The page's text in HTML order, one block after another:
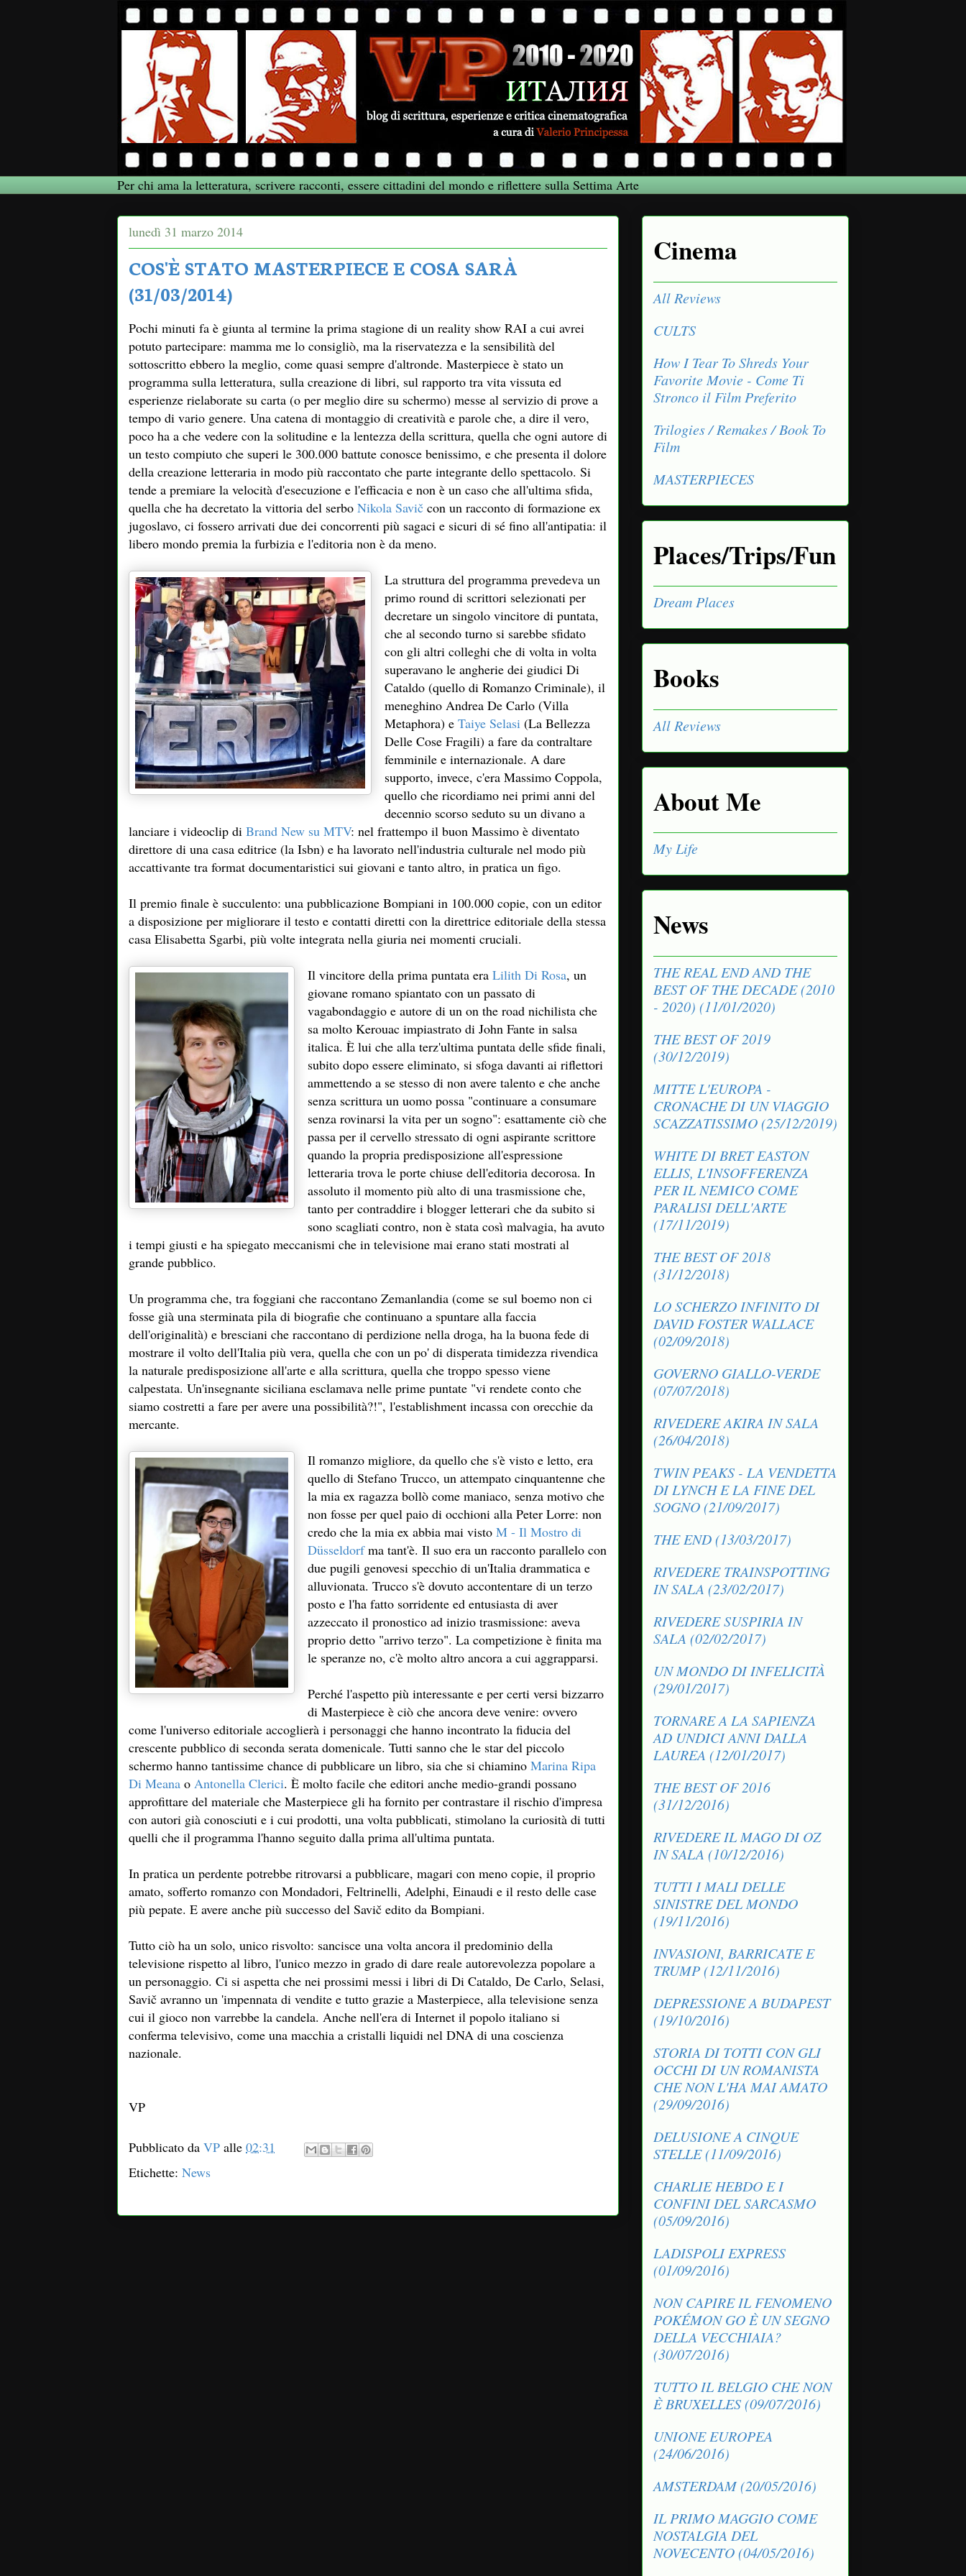
Per chi ama la letteratura, scrivere racconti, essere cittadini del mondo e riflettere sulla Settima Arte
lunedì 31 marzo 2014
COS'È STATO MASTERPIECE E COSA SARÀ
(31/03/2014)
Pochi minuti fa è giunta al termine la prima stagione di un reality show RAI a cui avrei
potuto partecipare: mamma me lo consigliò, ma la riservatezza e la sensibilità del
sottoscritto ebbero la meglio, come quasi sempre d'altronde. Masterpiece è stato un
programma sulla letteratura, sulla creazione di libri, sul rapporto tra vita vissuta ed
esperienze rielaborate su carta (o per meglio dire su schermo) messe al servizio di prove a
tempo di vario genere. Una catena di montaggio di creatività e parole che, a dire il vero,
poco ha a che vedere con la solitudine e la lentezza della scrittura, quella che ogni autore di
un testo compiuto che superi le 300.000 battute conosce benissimo, e che presenta il dolore
della creazione letteraria in modo più raccontato che parte integrante dello spettacolo. Si
tende a premiare la velocità d'esecuzione e l'efficacia e non è un caso che all'ultima sfida,
quella che ha decretato la vittoria del serbo Nikola Savič con un racconto di formazione ex
jugoslavo, ci fossero arrivati due dei concorrenti più sagaci e sicuri di sé fino all'antipatia: il
libero mondo premia la furbizia e l'editoria non è da meno.
La struttura del programma prevedeva un
primo round di scrittori selezionati per
decretare un singolo vincitore di puntata,
che al secondo turno si sarebbe sfidato
con gli altri colleghi che di volta in volta
superavano le angherie dei giudici Di
Cataldo (quello di Romanzo Criminale), il
meneghino Andrea De Carlo (Villa
Metaphora) e Taiye Selasi (La Bellezza
Delle Cose Fragili) a fare da contraltare
femminile e internazionale. A dare
supporto, invece, c'era Massimo Coppola,
quello che ricordiamo nei primi anni del
decennio scorso seduto su un divano a
lanciare i videoclip di Brand New su MTV: nel frattempo il buon Massimo è diventato
direttore di una casa editrice (la Isbn) e ha lavorato nell'industria culturale nel modo più
accattivante tra format documentaristici sui giovani e tanto altro, in pratica un figo.
Il premio finale è succulento: una pubblicazione Bompiani in 100.000 copie, con un editor
a disposizione per migliorare il testo e contatti diretti con la direttrice editoriale della stessa
casa Elisabetta Sgarbi, più volte integrata nella giuria nei momenti cruciali.
Il vincitore della prima puntata era Lilith Di Rosa, un
giovane romano spiantato con un passato di
vagabondaggio e autore di un on the road nichilista che
sa molto Kerouac impiastrato di John Fante in salsa
italica. È lui che alla terz'ultima puntata delle sfide finali,
subito dopo essere eliminato, si sfoga davanti ai riflettori
ammettendo a se stesso di non avere talento e che anche
senza scrittura un uomo possa "continuare a consumare
senza rovinarsi la vita per un sogno": esattamente ciò che
passa per il cervello stressato di ogni aspirante scrittore
quando la propria predisposizione all'espressione
letteraria trova le porte chiuse dell'editoria decorosa. In
assoluto il momento più alto di una trasmissione che,
tanto per contraddire i blogger letterari che da subito si
sono scagliati contro, non è stata così malvagia, ha avuto
i tempi giusti e ha spiegato meccanismi che in televisione mai erano stati mostrati al
grande pubblico.
Un programma che, tra foggiani che raccontano Zemanlandia (come se sul boemo non ci
fosse già una sterminata pila di biografie che continuano a spuntare alla faccia
dell'originalità) e bresciani che raccontano di perdizione nella droga, ha la buona fede di
mostrare il volto dell'Italia più vera, quella che con un po' di disperata timidezza rivendica
la naturale predisposizione all'arte e alla scrittura, quella che troppo spesso viene
calpestata. Un'insegnante siciliana esclamava nelle prime puntate "vi rendete conto che
siamo costretti a fare per avere una possibilità?!", l'establishment incassa con orecchie da
mercante.
Il romanzo migliore, da quello che s'è visto e letto, era
quello di Stefano Trucco, un attempato cinquantenne che
la mia ex ragazza bollò come maniaco, senza motivo che
non fosse per quel paio di occhioni alla Peter Lorre: non
credo che la mia ex abbia mai visto M - Il Mostro di
Düsseldorfma tant'è. Il suo era un racconto parallelo con
due pugili genovesi specchio di un'Italia drammatica e
alluvionata. Trucco s'è dovuto accontentare di un terzo
posto e l'ha fatto sorridente ed entusiasta di aver
azzeccato il pronostico ad inizio trasmissione: aveva
proprio detto "arrivo terzo". La competizione è finita ma
le speranze no, c'è molto altro ancora a cui aggrapparsi.
Perché l'aspetto più interessante e per certi versi bizzarro
di Masterpiece è ciò che ancora deve venire: ovvero
come l'universo editoriale accoglierà i personaggi che hanno incontrato la fiducia del
crescente pubblico di seconda serata domenicale. Tutti sanno che le star del piccolo
schermo hanno tantissime chance di pubblicare un libro, sia che si chiamino Marina Ripa
Di Meana o Antonella Clerici. È molto facile che editori anche medio-grandi possano
approfittare del materiale che Masterpiece gli ha fornito per contrastare il rischio d'impresa
con autori già conosciuti e i cui prodotti, una volta pubblicati, stimolano la curiosità di tutti
quelli che il programma l'hanno seguito dalla prima all'ultima puntata.
In pratica un perdente potrebbe ritrovarsi a pubblicare, magari con meno copie, il proprio
amato, sofferto romanzo con Mondadori, Feltrinelli, Adelphi, Einaudi e il resto delle case
più pepate. E avere anche più successo del Savič edito da Bompiani.
Tutto ciò ha un solo, unico risvolto: sancisce una volta ancora il predominio della
televisione rispetto al libro, l'unico mezzo in grado di dare reale autorevolezza popolare a
un personaggio. Ci si aspetta che nei prossimi messi i libri di Di Cataldo, De Carlo, Selasi,
Savič avranno un 'impennata di vendite e tutto grazie a Masterpiece, alla televisione senza
cui il gioco non varrebbe la candela. Anche nell'era di Internet il popolo italiano si
conferma televisivo, come una macchia a cristalli liquidi nel DNA di una coscienza
nazionale.
VP
Pubblicato da VP alle 02:31
Etichette: News
Cinema
All Reviews
CULTS
How I Tear To Shreds Your
Favorite Movie - Come Ti
Stronco il Film Preferito
Trilogies / Remakes / Book To
Film
MASTERPIECES
Places/Trips/Fun
Dream Places
Books
All Reviews
About Me
My Life
News
THE REAL END AND THE
BEST OF THE DECADE (2010
- 2020) (11/01/2020)
THE BEST OF 2019
(30/12/2019)
MITTE L'EUROPA -
CRONACHE DI UN VIAGGIO
SCAZZATISSIMO (25/12/2019)
WHITE DI BRET EASTON
ELLIS, L'INSOFFERENZA
PER IL NEMICO COME
PARALISI DELL'ARTE
(17/11/2019)
THE BEST OF 2018
(31/12/2018)
LO SCHERZO INFINITO DI
DAVID FOSTER WALLACE
(02/09/2018)
GOVERNO GIALLO-VERDE
(07/07/2018)
RIVEDERE AKIRA IN SALA
(26/04/2018)
TWIN PEAKS - LA VENDETTA
DI LYNCH E LA FINE DEL
SOGNO (21/09/2017)
THE END (13/03/2017)
RIVEDERE TRAINSPOTTING
IN SALA (23/02/2017)
RIVEDERE SUSPIRIA IN
SALA (02/02/2017)
UN MONDO DI INFELICITÀ
(29/01/2017)
TORNARE A LA SAPIENZA
AD UNDICI ANNI DALLA
LAUREA (12/01/2017)
THE BEST OF 2016
(31/12/2016)
RIVEDERE IL MAGO DI OZ
IN SALA (10/12/2016)
TUTTI I MALI DELLE
SINISTRE DEL MONDO
(19/11/2016)
INVASIONI, BARRICATE E
TRUMP (12/11/2016)
DEPRESSIONE A BUDAPEST
(19/10/2016)
STORIA DI TOTTI CON GLI
OCCHI DI UN ROMANISTA
CHE NON L'HA MAI AMATO
(29/09/2016)
DELUSIONE A CINQUE
STELLE (11/09/2016)
CHARLIE HEBDO E I
CONFINI DEL SARCASMO
(05/09/2016)
LADISPOLI EXPRESS
(01/09/2016)
NON CAPIRE IL FENOMENO
POKÉMON GO È UN SEGNO
DELLA VECCHIAIA?
(30/07/2016)
TUTTO IL BELGIO CHE NON
È BRUXELLES (09/07/2016)
UNIONE EUROPEA
(24/06/2016)
AMSTERDAM (20/05/2016)
IL PRIMO MAGGIO COME
NOSTALGIA DEL
NOVECENTO (04/05/2016)